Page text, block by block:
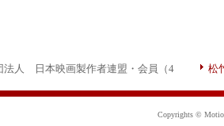
法人 日本映画製作者連盟・会員（4
松
Copyrights ©